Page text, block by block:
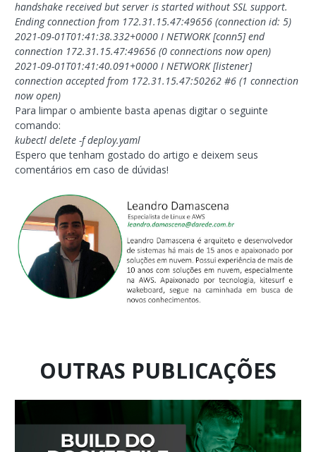
handshake received but server is started without SSL support.
Ending connection from 172.31.15.47:49656 (connection id: 5)
2021-09-01T01:41:38.332+0000 I NETWORK [conn5] end
connection 172.31.15.47:49656 (0 connections now open)
2021-09-01T01:41:40.091+0000 I NETWORK [listener]
connection accepted from 172.31.15.47:50262 #6 (1 connection
now open)
Para limpar o ambiente basta apenas digitar o seguinte
comando:
kubectl delete -f deploy.yaml
Espero que tenham gostado do artigo e deixem seus
comentários em caso de dúvidas!
OUTRAS PUBLICAÇÕES
PáginaPáginaPáginaPáginaPáginaPágina